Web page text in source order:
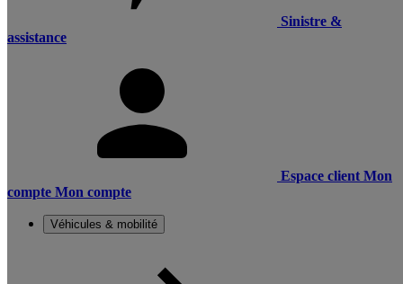
Sinistre &
assistance
Espace client Mon
compte Mon compte
Véhicules & mobilité